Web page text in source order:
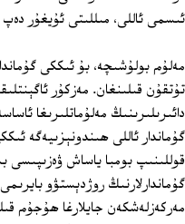
ئىسمى ئاللى، مىللىتى ئۇيغۇر
مەلۇم بولۇشىچە، بۇ ئىككى
تۇتقۇن قىلىنغان. مەزكۇر
دائىرىلىرىنىڭ مەلۇماتلىرىغا
گۇماندار ئاللى ھىندونېزىيەگە
قوللىنىپ بومبا ياساش ۋەزىپىسى
گۇماندارلارنىڭ روژدېستۋو
مەركەزلەشكەن جايلارغا ھۇجۇم